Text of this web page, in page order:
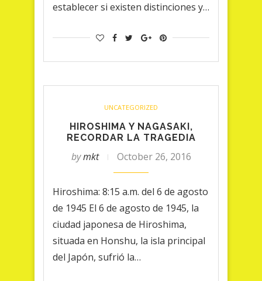
establecer si existen distinciones y…
UNCATEGORIZED
HIROSHIMA Y NAGASAKI,
RECORDAR LA TRAGEDIA
bymkt October 26, 2016
Hiroshima: 8:15 a.m. del 6 de agosto
de 1945 El 6 de agosto de 1945, la
ciudad japonesa de Hiroshima,
situada en Honshu, la isla principal
del Japón, sufrió la…